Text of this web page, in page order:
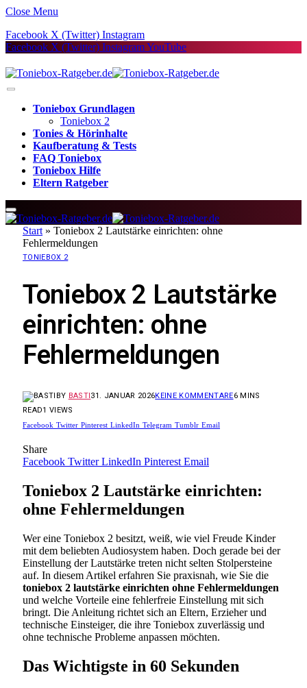
Close Menu
Facebook X (Twitter) Instagram
Facebook X (Twitter) InstagramYouTube
Toniebox Grundlagen
Toniebox 2
Tonies & Hörinhalte
Kaufberatung & Tests
FAQ Toniebox
Toniebox Hilfe
Eltern Ratgeber
Start » Toniebox 2 Lautstärke einrichten: ohne
Fehlermeldungen
TONIEBOX 2
Toniebox 2 Lautstärke
einrichten: ohne
Fehlermeldungen
BY BASTI31. JANUAR 2026KEINE KOMMENTARE6 MINS
READ1 VIEWS
Facebook Twitter Pinterest LinkedIn Telegram Tumblr Email
Share
Facebook Twitter LinkedIn Pinterest Email
Toniebox 2 Lautstärke einrichten:
ohne Fehlermeldungen
Wer eine Toniebox 2 besitzt, weiß, wie viel Freude Kinder
mit dem beliebten Audiosystem haben. Doch gerade bei der
Einstellung der Lautstärke treten nicht selten Stolpersteine
auf. In diesem Artikel erfahren Sie praxisnah, wie Sie die
toniebox 2 lautstärke einrichten ohne Fehlermeldungen
und welche Vorteile eine fehlerfreie Einstellung mit sich
bringt. Die Anleitung richtet sich an Eltern, Erzieher und
technische Einsteiger, die ihre Toniebox zuverlässig und
ohne technische Probleme anpassen möchten.
Das Wichtigste in 60 Sekunden